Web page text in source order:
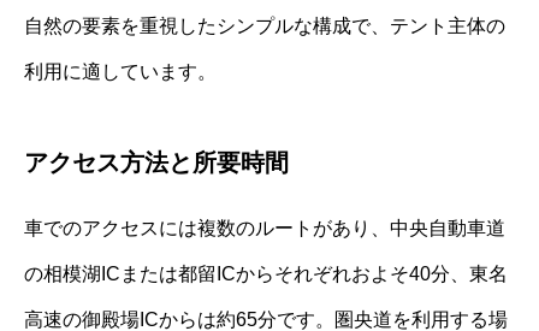
自然の要素を重視したシンプルな構成で、テント主体の
利用に適しています。
アクセス方法と所要時間
車でのアクセスには複数のルートがあり、中央自動車道
の相模湖ICまたは都留ICからそれぞれおよそ40分、東名
高速の御殿場ICからは約65分です。圏央道を利用する場